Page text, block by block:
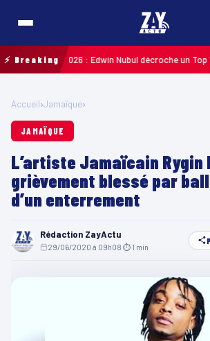
⚡ Breaking2026 : Edwin Nubul décroche un Top 10
Accueil›Jamaïque›
JAMAÏQUE
L’artiste Jamaïcain Rygin
grièvement blessé par
d’un enterrement
Rédaction ZayActu
29/06/2020 à 09h08 ⏱ 1 min